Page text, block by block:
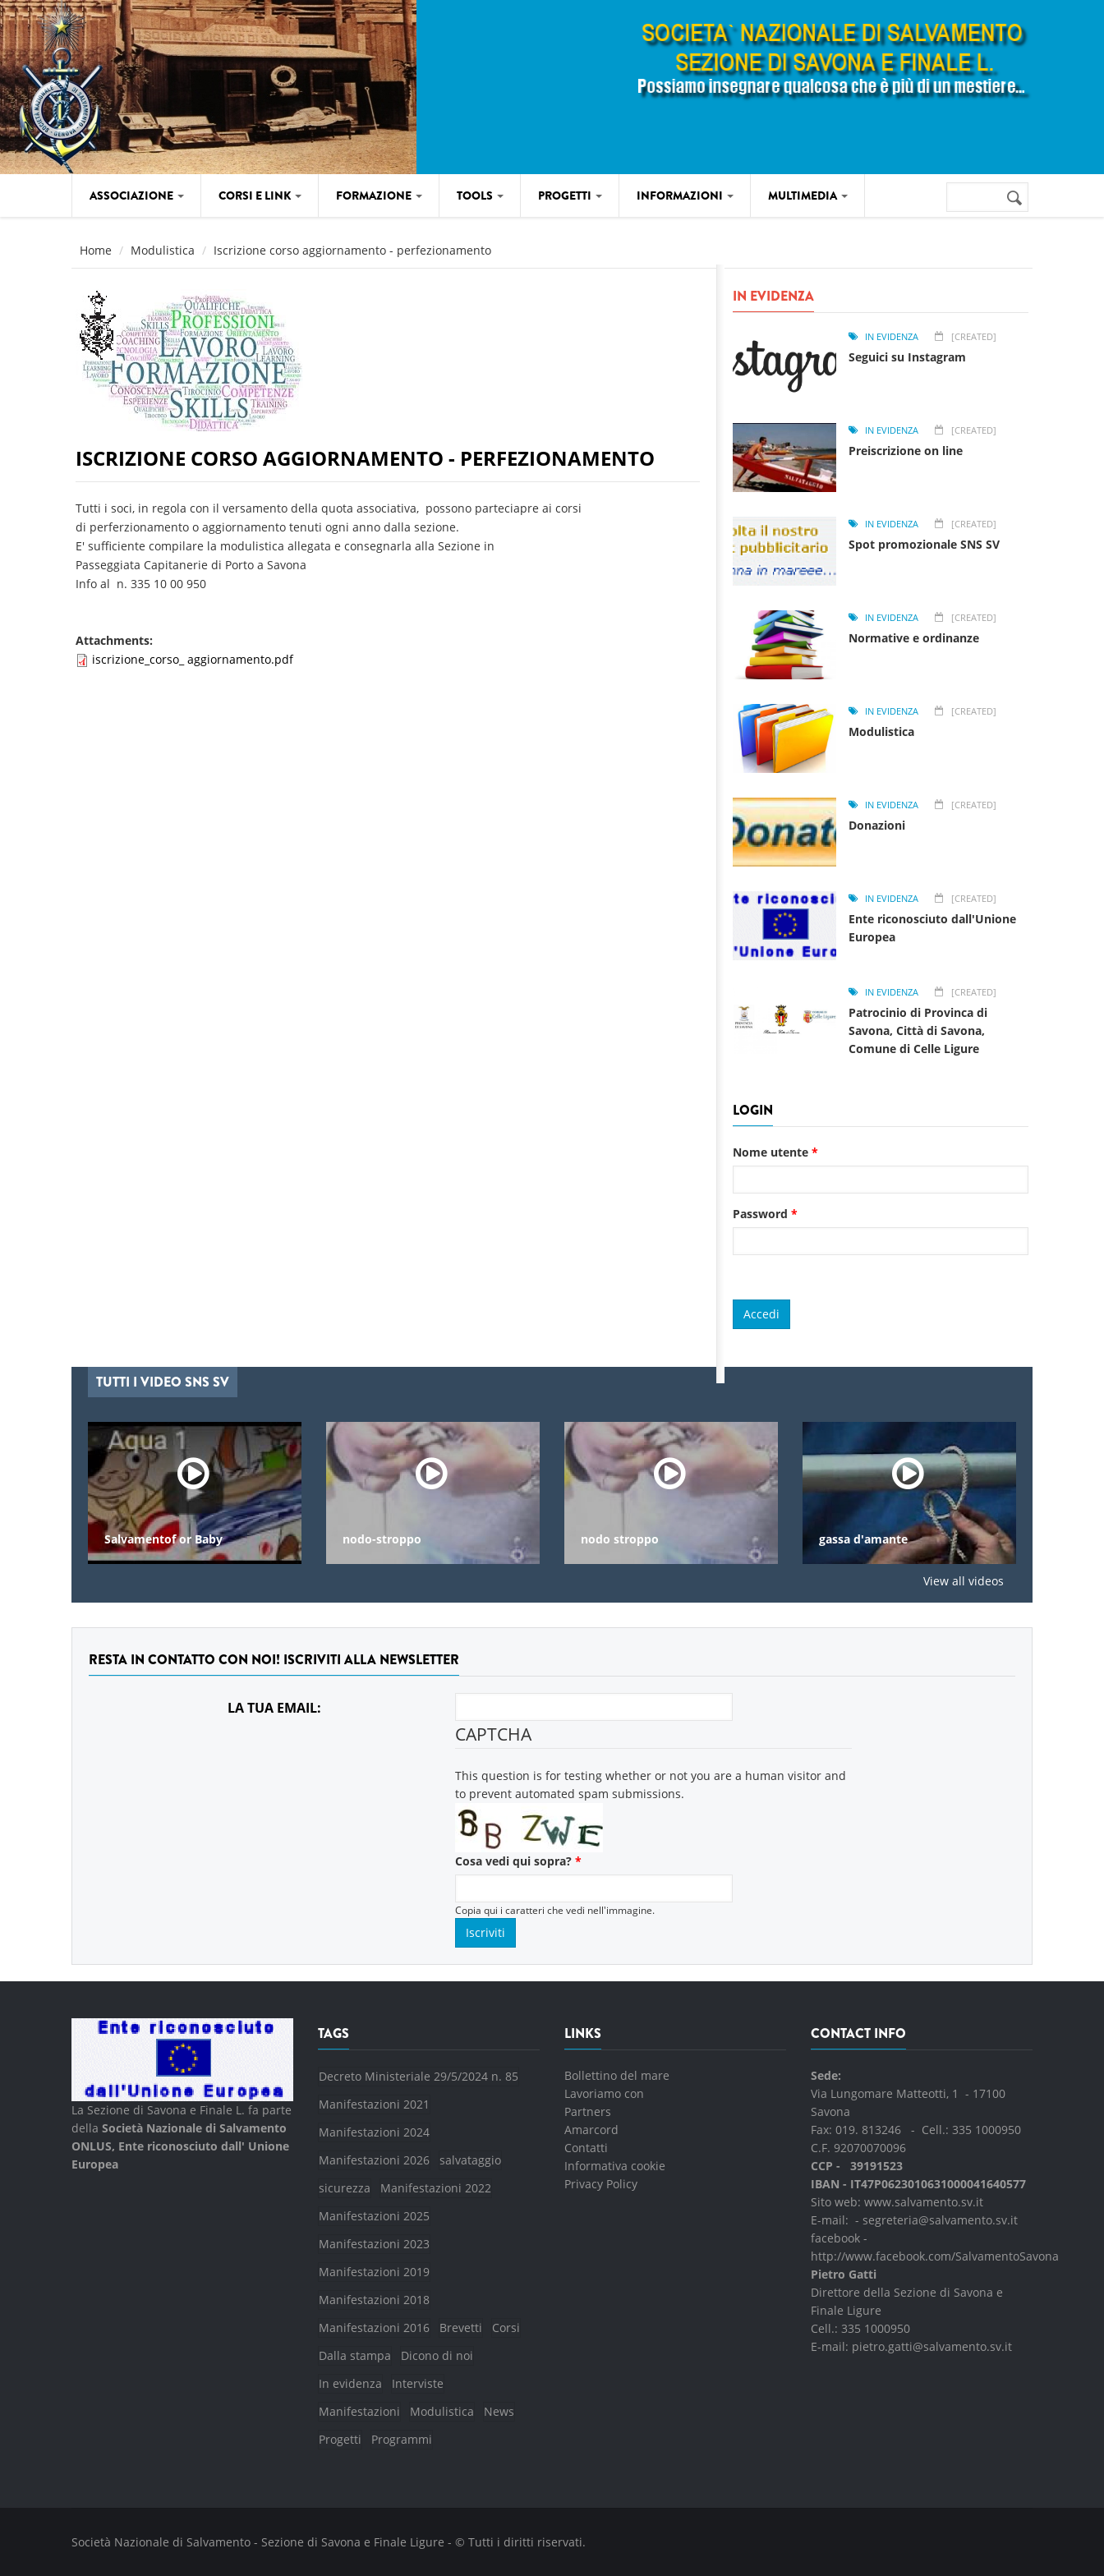
Salta al contenuto principale
ASSOCIAZIONE CORSI E LINK FORMAZIONE TOOLS PROGETTI INFORMAZIONI MULTIMEDIA Form di
Home Modulistica Iscrizione corso aggiornamento - perfezionamento
ISCRIZIONE CORSO AGGIORNAMENTO - PERFEZIONAMENTO
Tutti i soci, in regola con il versamento della quota associativa, possono parteciapre ai corsi
di perferzionamento o aggiornamento tenuti ogni anno dalla sezione.
E' sufficiente compilare la modulistica allegata e consegnarla alla Sezione in
Passeggiata Capitanerie di Porto a Savona
Info al n. 335 10 00 950
Attachments:
iscrizione_corso_ aggiornamento.pdf
IN EVIDENZA
IN EVIDENZA [CREATED]
Seguici su Instagram
IN EVIDENZA [CREATED]
Preiscrizione on line
IN EVIDENZA [CREATED]
Spot promozionale SNS SV
IN EVIDENZA [CREATED]
Normative e ordinanze
IN EVIDENZA [CREATED]
Modulistica
IN EVIDENZA [CREATED]
Donazioni
IN EVIDENZA [CREATED]
Ente riconosciuto dall'Unione
Europea
IN EVIDENZA [CREATED]
Patrocinio di Provinca di
Savona, Città di Savona,
Comune di Celle Ligure
LOGIN
Nome utente *
Password *
TUTTI I VIDEO SNS SV
Salvamentof or Baby nodo-stroppo nodo stroppo gassa d'amante
View all videos
RESTA IN CONTATTO CON NOI! ISCRIVITI ALLA NEWSLETTER
LA TUA EMAIL:
CAPTCHA
This question is for testing whether or not you are a human visitor and
to prevent automated spam submissions.
Cosa vedi qui sopra? *
Copia qui i caratteri che vedi nell'immagine.
La Sezione di Savona e Finale L. fa parte
della Società Nazionale di Salvamento
ONLUS, Ente riconosciuto dall' Unione
Europea
TAGS
Decreto Ministeriale 29/5/2024 n. 85
Manifestazioni 2021
Manifestazioni 2024
Manifestazioni 2026
salvataggio
sicurezza
Manifestazioni 2022
Manifestazioni 2025
Manifestazioni 2023
Manifestazioni 2019
Manifestazioni 2018
Manifestazioni 2016
Brevetti
Corsi
Dalla stampa
Dicono di noi
In evidenza
Interviste
Manifestazioni
Modulistica
News
Progetti
Programmi
LINKS
Bollettino del mare
Lavoriamo con
Partners
Amarcord
Contatti
Informativa cookie
Privacy Policy
CONTACT INFO
Sede:
Via Lungomare Matteotti, 1 - 17100
Savona
Fax: 019. 813246 - Cell.: 335 1000950
C.F. 92070070096
CCP - 39191523
IBAN - IT47P0623010631000041640577
Sito web: www.salvamento.sv.it
E-mail: - segreteria@salvamento.sv.it
facebook -
http://www.facebook.com/SalvamentoSavona
Pietro Gatti
Direttore della Sezione di Savona e
Finale Ligure
Cell.: 335 1000950
E-mail: pietro.gatti@salvamento.sv.it
Società Nazionale di Salvamento - Sezione di Savona e Finale Ligure - © Tutti i diritti riservati.